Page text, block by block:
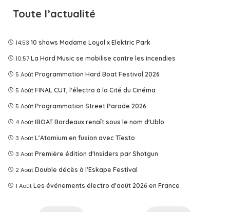
Toute l’actualité
14:53 10 shows Madame Loyal x Elektric Park
10:57 La Hard Music se mobilise contre les incendies
5 Août Programmation Hard Boat Festival 2026
5 Août FINAL CUT, l'électro à la Cité du Cinéma
5 Août Programmation Street Parade 2026
4 Août IBOAT Bordeaux renaît sous le nom d'Ublo
3 Août L’Atomium en fusion avec Tîesto
3 Août Première édition d'Insiders par Shotgun
2 Août Double décès à l'Eskape Festival
1 Août Les événements électro d'août 2026 en France